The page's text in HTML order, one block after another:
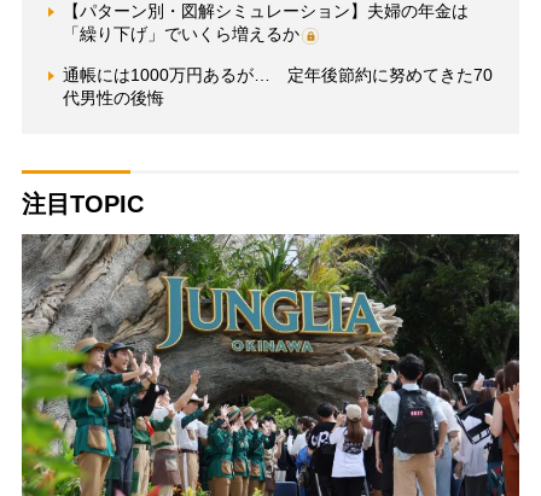
【パターン別・図解シミュレーション】夫婦の年金は
「繰り下げ」でいくら増えるか
通帳には1000万円あるが… 定年後節約に努めてきた70
代男性の後悔
注目TOPIC